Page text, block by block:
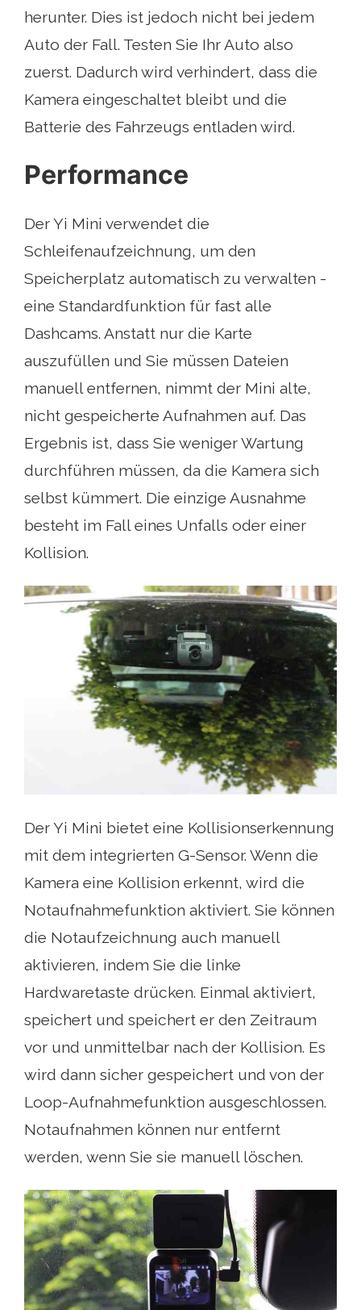
herunter. Dies ist jedoch nicht bei jedem
Auto der Fall. Testen Sie Ihr Auto also
zuerst. Dadurch wird verhindert, dass die
Kamera eingeschaltet bleibt und die
Batterie des Fahrzeugs entladen wird.
Performance
Der Yi Mini verwendet die
Schleifenaufzeichnung, um den
Speicherplatz automatisch zu verwalten -
eine Standardfunktion für fast alle
Dashcams. Anstatt nur die Karte
auszufüllen und Sie müssen Dateien
manuell entfernen, nimmt der Mini alte,
nicht gespeicherte Aufnahmen auf. Das
Ergebnis ist, dass Sie weniger Wartung
durchführen müssen, da die Kamera sich
selbst kümmert. Die einzige Ausnahme
besteht im Fall eines Unfalls oder einer
Kollision.
Der Yi Mini bietet eine Kollisionserkennung
mit dem integrierten G-Sensor. Wenn die
Kamera eine Kollision erkennt, wird die
Notaufnahmefunktion aktiviert. Sie können
die Notaufzeichnung auch manuell
aktivieren, indem Sie die linke
Hardwaretaste drücken. Einmal aktiviert,
speichert und speichert er den Zeitraum
vor und unmittelbar nach der Kollision. Es
wird dann sicher gespeichert und von der
Loop-Aufnahmefunktion ausgeschlossen.
Notaufnahmen können nur entfernt
werden, wenn Sie sie manuell löschen.